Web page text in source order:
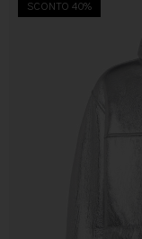
SCONTO 40%